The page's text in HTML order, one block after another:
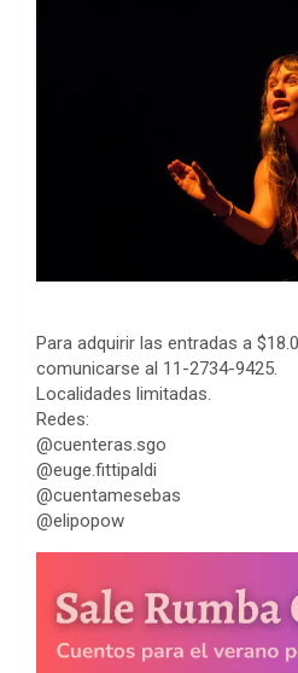
Para adquirir las entradas a
comunicarse al 11-2734-9425.
Localidades limitadas.
Redes:
@cuenteras.sgo
@euge.fittipaldi
@cuentamesebas
@elipopow